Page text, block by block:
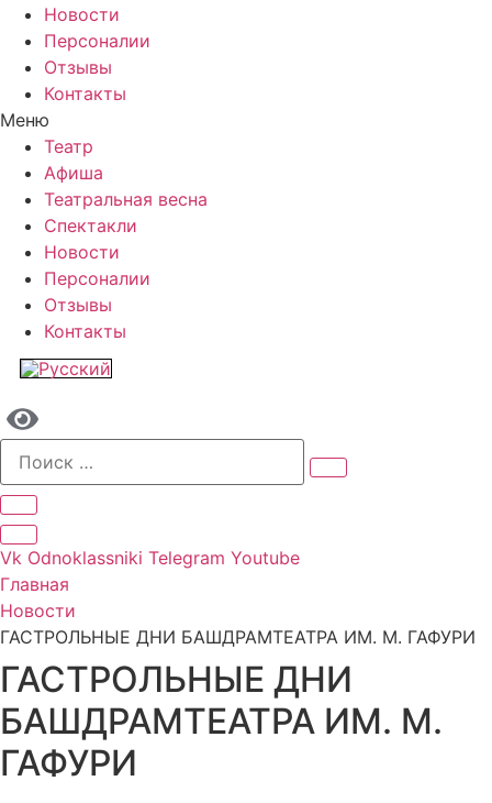
Новости
Персоналии
Отзывы
Контакты
Меню
Театр
Афиша
Театральная весна
Спектакли
Новости
Персоналии
Отзывы
Контакты
Vk Odnoklassniki Telegram Youtube
Главная
Новости
ГАСТРОЛЬНЫЕ ДНИ БАШДРАМТЕАТРА ИМ. М. ГАФУРИ
ГАСТРОЛЬНЫЕ ДНИ
БАШДРАМТЕАТРА ИМ. М.
ГАФУРИ